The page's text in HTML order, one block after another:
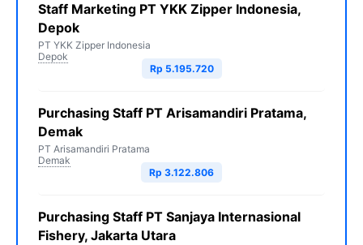
Staff Marketing PT YKK Zipper Indonesia,
Depok
PT YKK Zipper Indonesia
Depok
Rp 5.195.720
Purchasing Staff PT Arisamandiri Pratama,
Demak
PT Arisamandiri Pratama
Demak
Rp 3.122.806
Purchasing Staff PT Sanjaya Internasional
Fishery, Jakarta Utara